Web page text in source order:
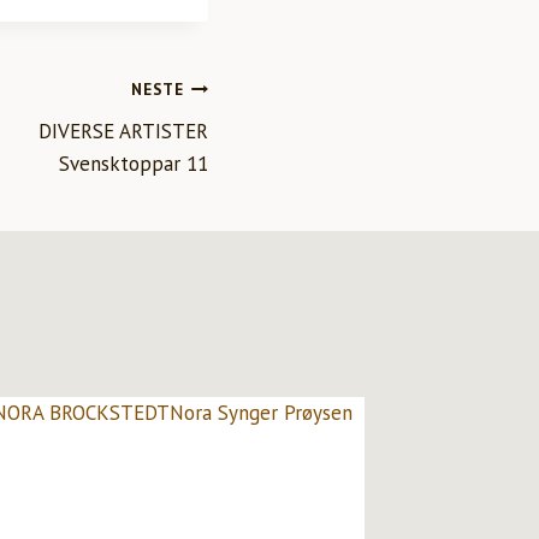
NESTE
DIVERSE ARTISTER
Svensktoppar 11